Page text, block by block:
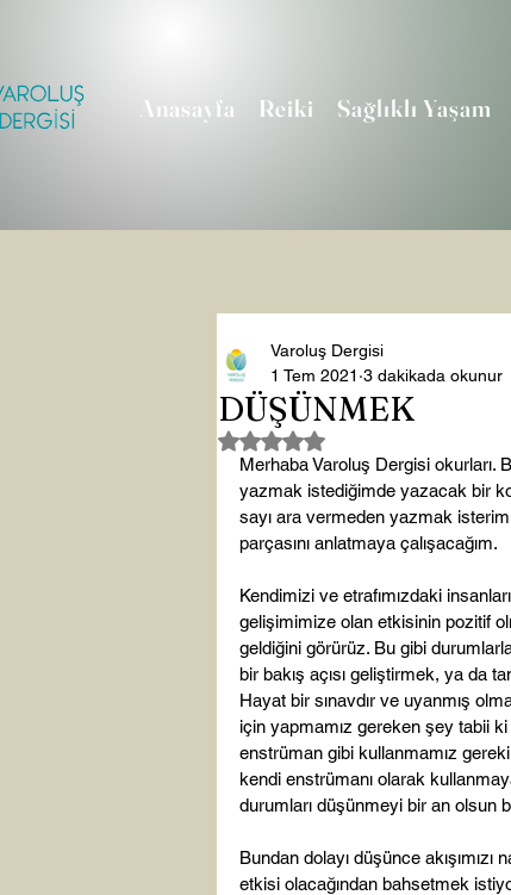
Anasayfa Reiki Sağlıklı Yaşam
DÜŞÜNMEK
Varoluş Dergisi
1 Tem 2021 3 dakikada okunur
5 üzerinden NaN yıldız
Merhaba Varoluş Dergisi okurları.
yazmak istediğimde yazacak bir
sayı ara vermeden yazmak
parçasını anlatmaya çalışacağım.
Kendimizi ve etrafımızdaki
gelişimimize olan etkisinin pozitif
geldiğini görürüz. Bu gibi
bir bakış açısı geliştirmek, ya da
Hayat bir sınavdır ve uyanmış
için yapmamız gereken şey tabii
enstrüman gibi kullanmamız
kendi enstrümanı olarak
durumları düşünmeyi bir an olsun
Bundan dolayı düşünce
etkisi olacağından bahsetmek